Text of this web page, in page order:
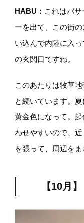
HABU ： これはバ
ーを出て、この街
い込んで内陸に入
の玄関口ですね。
このあたりは牧草
と続いています。
黄金色になって。
わせやすいので、
を張って、周辺をま
【10月】